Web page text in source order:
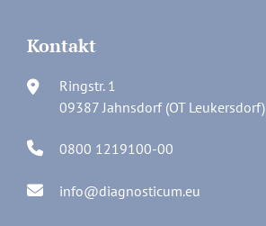
Kontakt
Ringstr. 1
09387 Jahnsdorf (OT Leukersdorf)
0800 1219100-00
info@diagnosticum.eu